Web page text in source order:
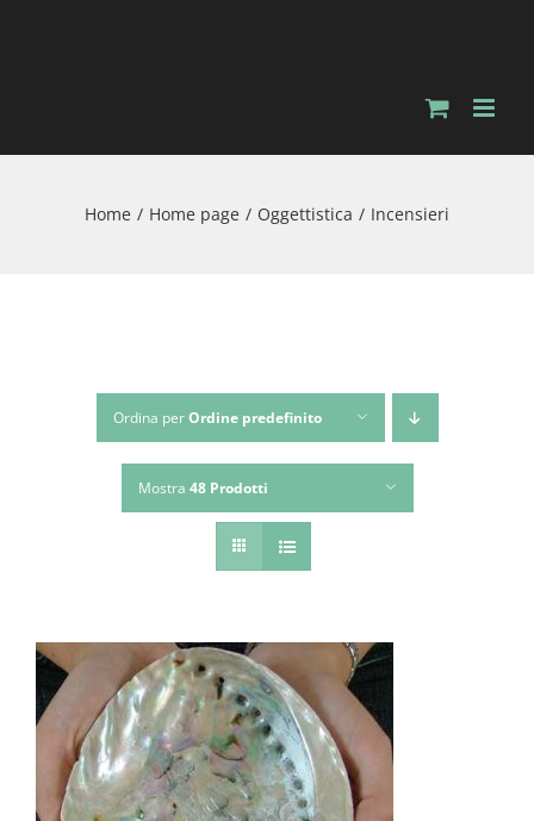
Home Home page Oggettistica Incensieri
Ordina perOrdine predefinito
Mostra 48 Prodotti